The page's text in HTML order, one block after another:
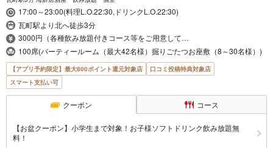
17:00～23:00(料理L.O.22:30,ドリンクL.O.22:30)
瓦町駅より北へ徒歩3分
3000円（各種飲み放題付きコース等をご用意して…
100席(バーティールーム（最大42名様）掘りごたつお座敷（8～30名様）)
【アプリ予約限定】最大800ポイント還元対象店
口コミ投稿特典対象店
スマート支払い可
クーポン コース
【お盆クーポン】小学生まで対象！お子様ソフトドリンク飲み放題無
料！